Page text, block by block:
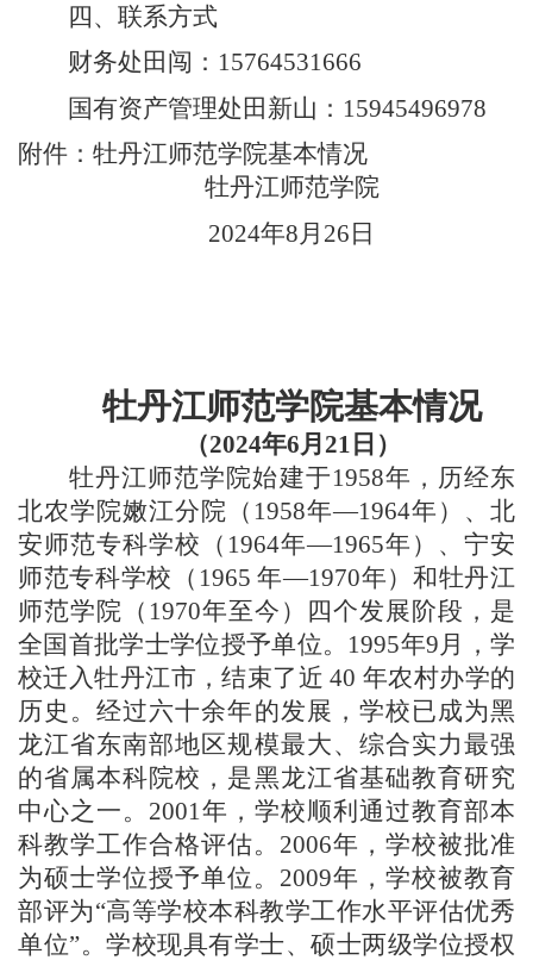
四、联系方式
财务处田闯： 15764531666
国有资产管理处田新山： 15945496978
附件： 牡丹江师范学院基本情况
牡丹江师范学院
2024年8月26日
牡丹江师范学院基本情况
（2024年6月21日）
牡丹江师范学院始建于1958年，历经东
北农学院嫩江分院（1958年—1964年）、北
安师范专科学校（1964年—1965年）、宁安
师范专科学校（1965 年—1970年）和牡丹江
师范学院（1970年至今）四个发展阶段，是
全国首批学士学位授予单位。1995年9月，学
校迁入牡丹江市，结束了近 40 年农村办学的
历史。经过六十余年的发展，学校已成为黑
龙江省东南部地区规模最大、综合实力最强
的省属本科院校，是黑龙江省基础教育研究
中心之一。2001年，学校顺利通过教育部本
科教学工作合格评估。2006年，学校被批准
为硕士学位授予单位。2009年，学校被教育
部评为“高等学校本科教学工作水平评估优秀
单位”。学校现具有学士、硕士两级学位授权